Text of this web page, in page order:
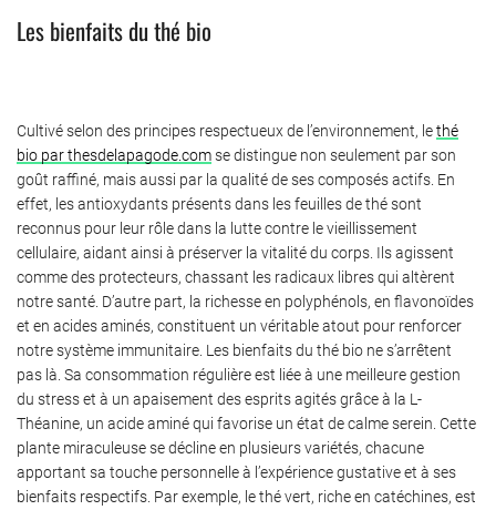
Les bienfaits du thé bio
Cultivé selon des principes respectueux de l’environnement, lethé
bio par thesdelapagode.comse distingue non seulement par son
goût raffiné, mais aussi par la qualité de ses composés actifs. En
effet, les antioxydants présents dans les feuilles de thé sont
reconnus pour leur rôle dans la lutte contre le vieillissement
cellulaire, aidant ainsi à préserver la vitalité du corps. Ils agissent
comme des protecteurs, chassant les radicaux libres qui altèrent
notre santé. D’autre part, la richesse en polyphénols, en flavonoïdes
et en acides aminés, constituent un véritable atout pour renforcer
notre système immunitaire. Les bienfaits du thé bio ne s’arrêtent
pas là. Sa consommation régulière est liée à une meilleure gestion
du stress et à un apaisement des esprits agités grâce à la L-
Théanine, un acide aminé qui favorise un état de calme serein. Cette
plante miraculeuse se décline en plusieurs variétés, chacune
apportant sa touche personnelle à l’expérience gustative et à ses
bienfaits respectifs. Par exemple, le thé vert, riche en catéchines, est